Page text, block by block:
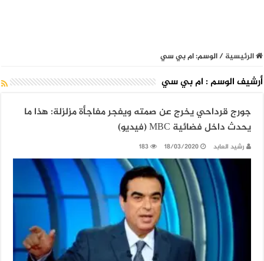
الرئيسية/الوسم:ام بي سي
أرشيف الوسم : ام بي سي
جورج قرداحي يخرج عن صمته ويفجر مفاجأة مزلزلة: هذا ما
يحدث داخل فضائية MBC (فيديو)
رشيد العابد 18/03/2020
183